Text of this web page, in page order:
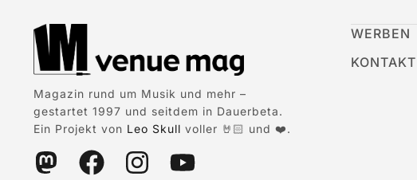
Magazin rund um Musik und mehr –
gestartet 1997 und seitdem in Dauerbeta.
Ein Projekt von Leo Skull voller 🤘🏻 und ❤️.
WERBEN
KONTAKT